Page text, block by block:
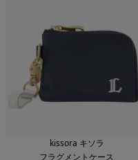
kissora キソラ
フラグメントケース